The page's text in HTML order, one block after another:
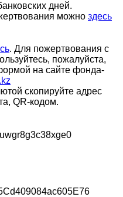
дней.
можно здесь
. Для пожертвования с
пожалуйста,
на сайте фонда-
скопируйте адрес
QR-кодом.